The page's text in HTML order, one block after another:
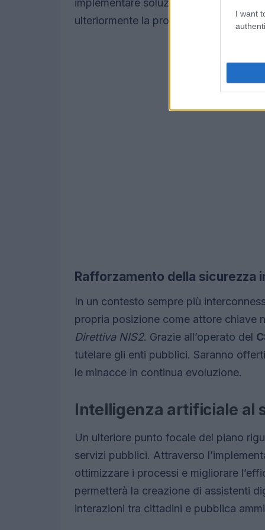
I want
implementare soluzioni
ulteriormente la protezione dei dati.
Rafforzamento della sicurezza
In un contesto sempre più
propria posizione come attore chiave
Direttiva NIS2. Grazie all’operato del
tutelare gli enti pubblici. Saranno
le minacce in continua evoluzione.
Intelligenza artificiale al
Un ulteriore punto focale del piano
servizi pubblici. Attraverso
ottimizzare i processi e migliorare
permetterà la creazione di assistenti
interazioni tra cittadini e pubblica